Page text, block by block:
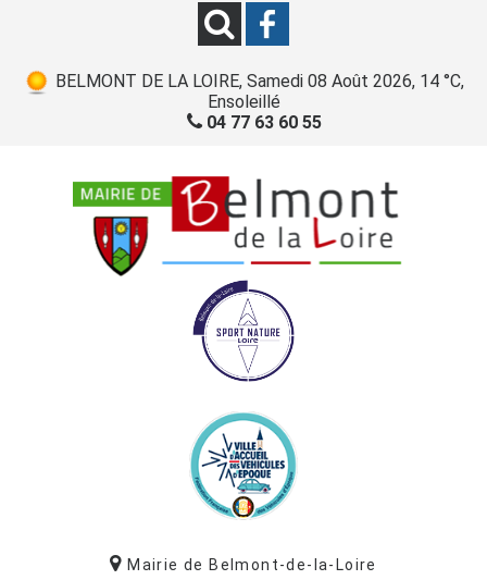
BELMONT DE LA LOIRE, Samedi 08 Août 2026, 14 °C,
Ensoleillé
04 77 63 60 55
Mairie de Belmont-de-la-Loire